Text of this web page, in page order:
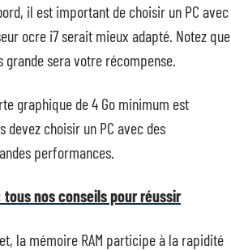
il est important de choisir un PC avec
ocre i7 serait mieux adapté. Notez que
sera votre récompense.
graphique de 4 Go minimum est
choisir un PC avec des
performances.
nos conseils pour réussir
la mémoire RAM participe à la rapidité